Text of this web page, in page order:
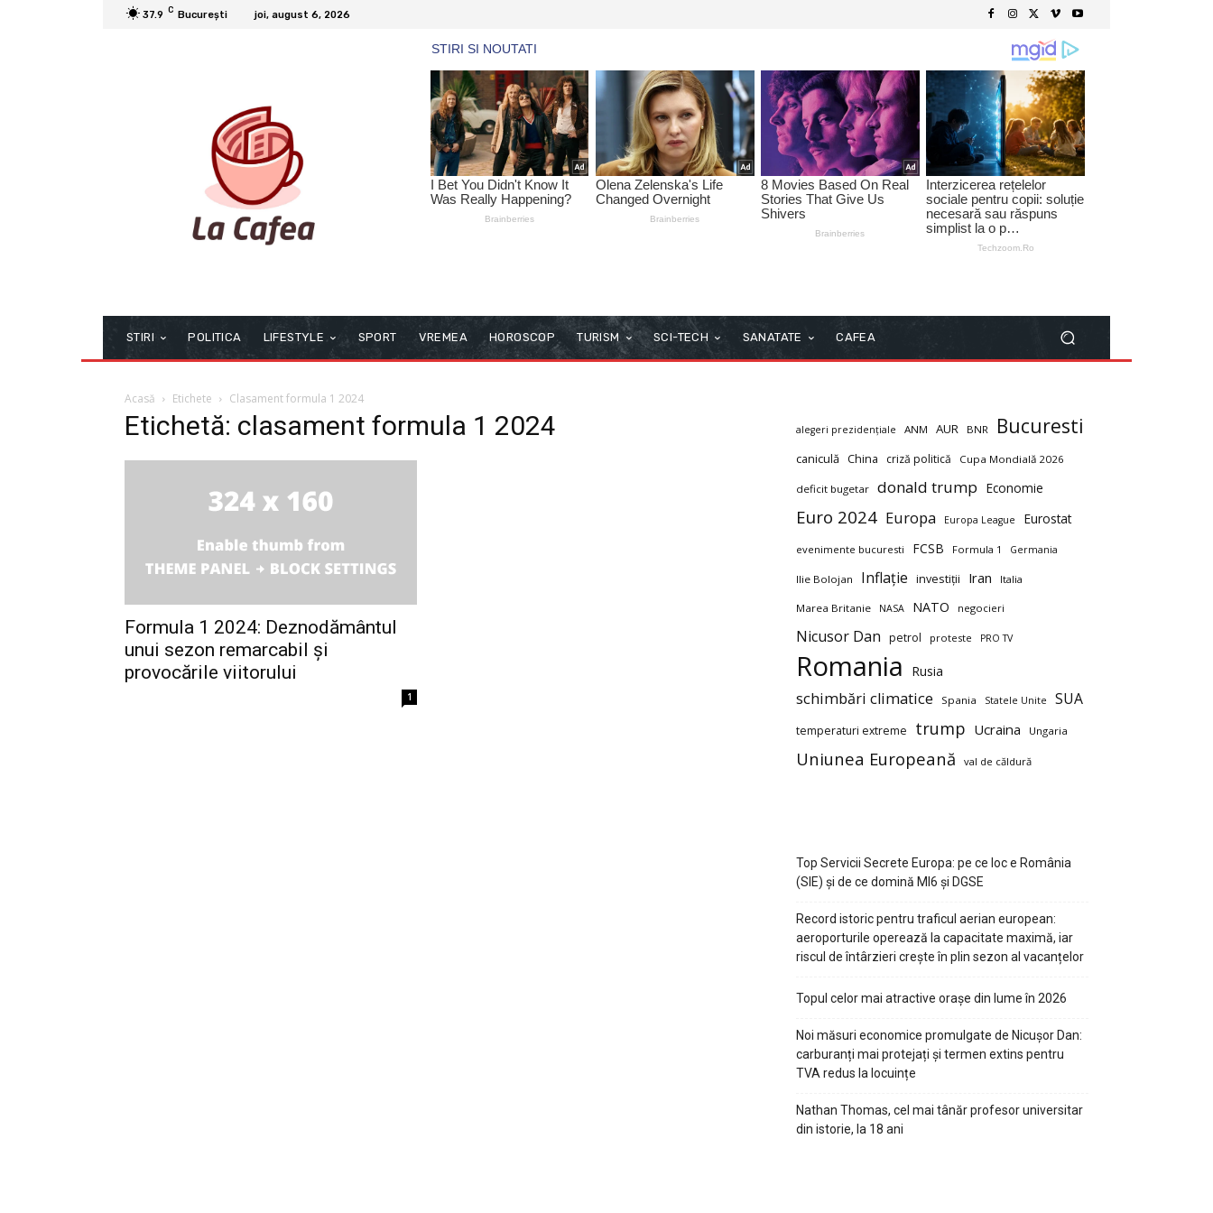
37.9 C București joi, august 6, 2026
STIRI POLITICA LIFESTYLE SPORT VREMEA HOROSCOP TURISM SCI-TECH SANATATE CAFEA
Acasă Etichete Clasament formula 1 2024
Etichetă: clasament formula 1 2024
Formula 1 2024: Deznodământul
unui sezon remarcabil și
provocările viitorului
1
alegeri prezidențiale ANM AUR BNR Bucuresti
caniculă China criză politică Cupa Mondială 2026
deficit bugetar donald trump Economie
Euro 2024 Europa Europa League Eurostat
evenimente bucuresti FCSB Formula 1 Germania
Ilie Bolojan Inflație investiții Iran Italia
Marea Britanie NASA NATO negocieri
Nicusor Dan petrol proteste PRO TV
Romania Rusia
schimbări climatice Spania Statele Unite SUA
temperaturi extreme trump Ucraina Ungaria
Uniunea Europeană val de căldură
Top Servicii Secrete Europa: pe ce loc e România
(SIE) și de ce domină MI6 și DGSE
Record istoric pentru traficul aerian european:
aeroporturile operează la capacitate maximă, iar
riscul de întârzieri crește în plin sezon al vacanțelor
Topul celor mai atractive orașe din lume în 2026
Noi măsuri economice promulgate de Nicușor Dan:
carburanți mai protejați și termen extins pentru
TVA redus la locuințe
Nathan Thomas, cel mai tânăr profesor universitar
din istorie, la 18 ani